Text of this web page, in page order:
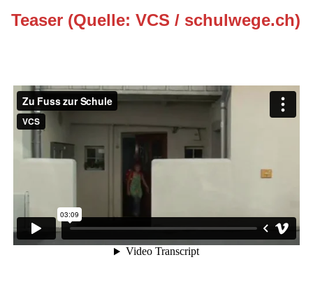
Teaser (Quelle: VCS / schulwege.ch)